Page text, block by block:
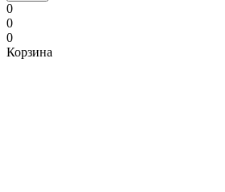
0
0
0
Корзина